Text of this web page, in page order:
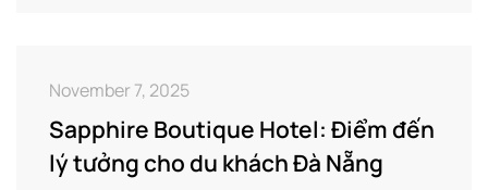
November 7, 2025
Sapphire Boutique Hotel: Điểm đến
lý tưởng cho du khách Đà Nẵng